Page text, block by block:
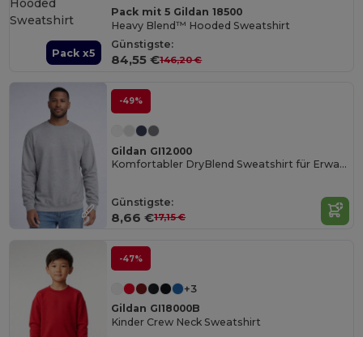
Pack x5
Pack mit 5 Gildan 18500
Heavy Blend™ Hooded Sweatshirt
Günstigste:
84,55 €146,20 €
-49%
Gildan GI12000
Komfortabler DryBlend Sweatshirt für Erwachsene
Günstigste:
8,66 €17,15 €
-47%
+3
Gildan GI18000B
Kinder Crew Neck Sweatshirt